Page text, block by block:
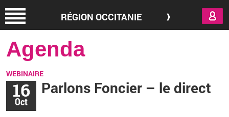
RÉGION OCCITANIE
Agenda
WEBINAIRE
16
Oct
Parlons Foncier – le direct